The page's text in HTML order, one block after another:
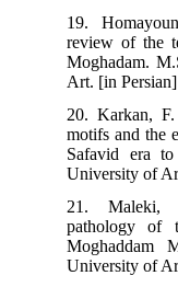
19.
Art. [in
20.
motifs
21.